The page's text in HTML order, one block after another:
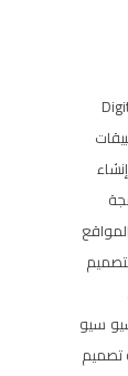
إنشاء
سيو
تصميم